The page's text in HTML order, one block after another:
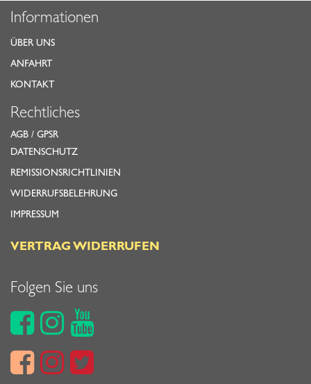
Informationen
ÜBER UNS
ANFAHRT
KONTAKT
Rechtliches
AGB / GPSR
DATENSCHUTZ
REMISSIONSRICHTLINIEN
WIDERRUFSBELEHRUNG
IMPRESSUM
VERTRAG WIDERRUFEN
Folgen Sie uns
  
  